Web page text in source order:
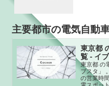
主要都市の電気自動
東京都
覧 - イ
東京都 の
ブスタ」
の営業時